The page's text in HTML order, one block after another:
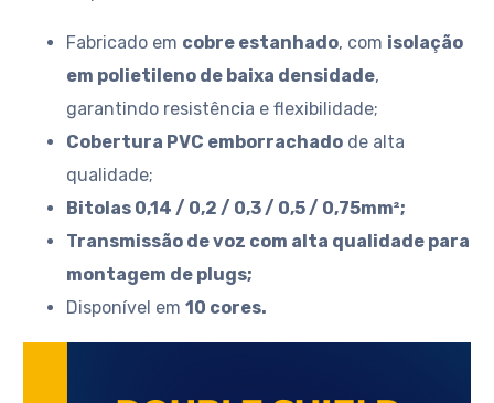
Fabricado em cobre estanhado, com isolação
em polietileno de baixa densidade,
garantindo resistência e flexibilidade;
Cobertura PVC emborrachado de alta
qualidade;
Bitolas 0,14 / 0,2 / 0,3 / 0,5 / 0,75mm²;
Transmissão de voz com alta qualidade para
montagem de plugs;
Disponível em 10 cores.